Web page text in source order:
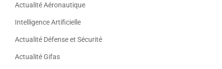
Actualité Aéronautique
Intelligence Artificielle
Actualité Défense et Sécurité
Actualité Gifas